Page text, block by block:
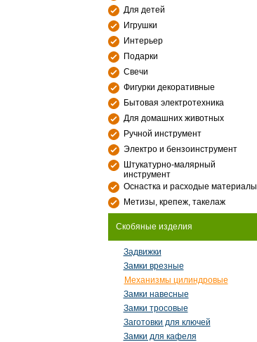
Для детей
Игрушки
Интерьер
Подарки
Свечи
Фигурки декоративные
Бытовая электротехника
Для домашних животных
Ручной инструмент
Электро и бензоинструмент
Штукатурно-малярный
инструмент
Оснастка и расходые материалы
Метизы, крепеж, такелаж
Скобяные изделия
Задвижки
Замки врезные
Механизмы цилиндровые
Замки навесные
Замки тросовые
Заготовки для ключей
Замки для кафеля